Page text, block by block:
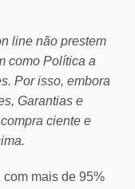
line não prestem
como Política a
Por isso, embora
Garantias e
ciente e
com mais de 95%